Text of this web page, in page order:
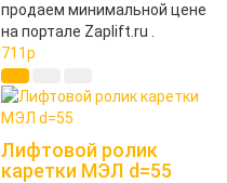
продаем минимальной цене
на портале Zaplift.ru .
711p
Лифтовой ролик
каретки МЭЛ d=55